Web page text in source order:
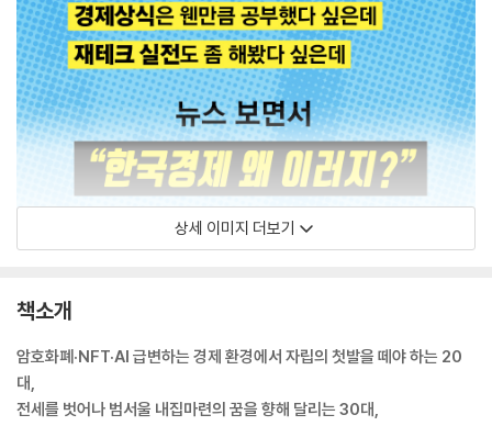
상세 이미지 더보기
책소개
암호화폐·NFT·AI 급변하는 경제 환경에서 자립의 첫발을 떼야 하는 20
대,
전세를 벗어나 범서울 내집마련의 꿈을 향해 달리는 30대,